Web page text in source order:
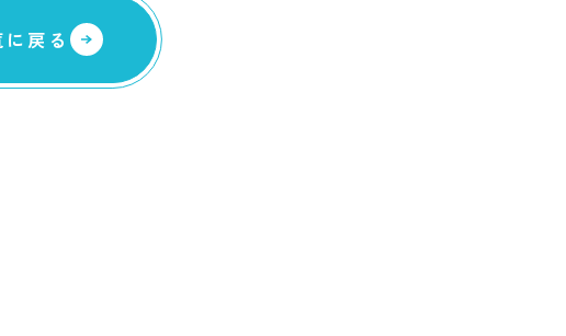
戻る